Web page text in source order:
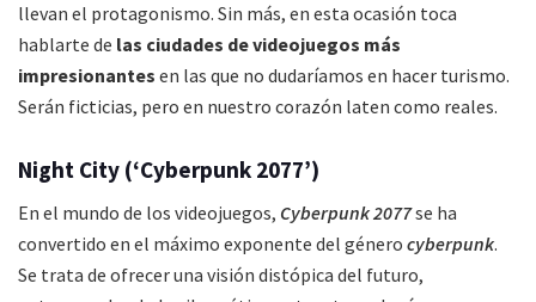
llevan el protagonismo. Sin más, en esta ocasión toca
hablarte de las ciudades de videojuegos más
impresionantes en las que no dudaríamos en hacer turismo.
Serán ficticias, pero en nuestro corazón laten como reales.
Night City (‘Cyberpunk 2077’)
En el mundo de los videojuegos, Cyberpunk 2077se ha
convertido en el máximo exponente del género cyberpunk.
Se trata de ofrecer una visión distópica del futuro,